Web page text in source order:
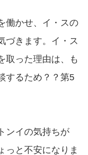
働かせ、イ・スの
づきます。イ・ス
取った理由は、も
するため？？第5
ンイの気持ちが
っと不安になりま